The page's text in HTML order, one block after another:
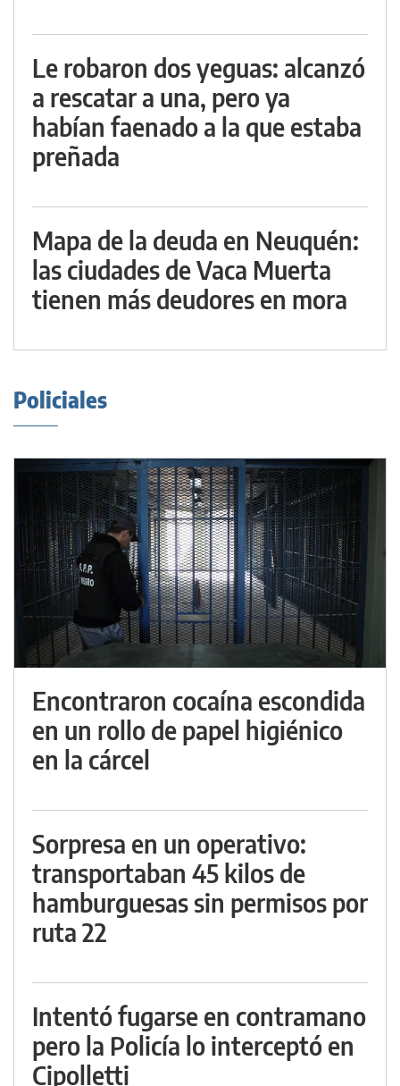
Le robaron dos yeguas: alcanzó
a rescatar a una, pero ya
habían faenado a la que estaba
preñada
Mapa de la deuda en Neuquén:
las ciudades de Vaca Muerta
tienen más deudores en mora
Policiales
Encontraron cocaína escondida
en un rollo de papel higiénico
en la cárcel
Sorpresa en un operativo:
transportaban 45 kilos de
hamburguesas sin permisos por
ruta 22
Intentó fugarse en contramano
pero la Policía lo interceptó en
Cipolletti